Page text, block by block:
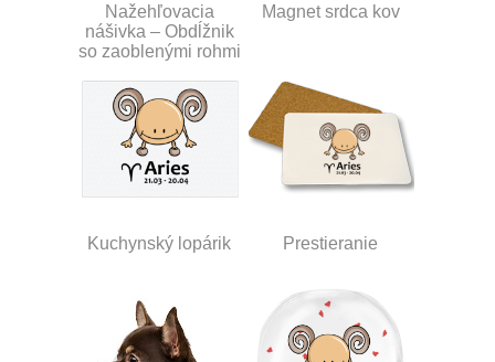
Nažehľovacia
nášivka – Obdĺžnik
so zaoblenými rohmi
Magnet srdca kov
Kuchynský lopárik Prestieranie